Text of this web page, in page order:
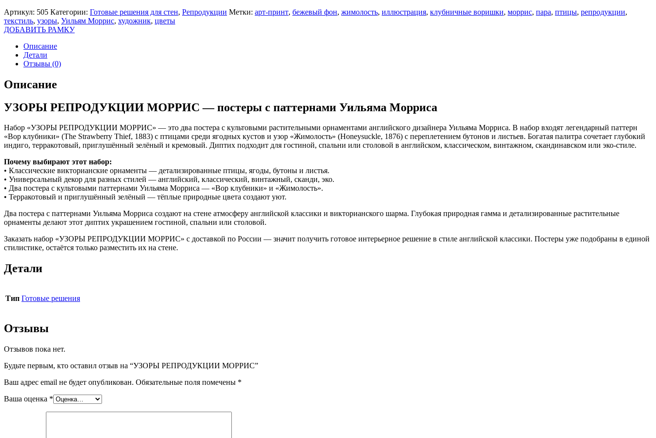
Артикул: 505 Категории: Готовые решения для стен, Репродукции Метки: арт-принт, бежевый фон, жимолость, иллюстрация, клубничные воришки, моррис, пара, птицы, репродукции,
текстиль, узоры, Уильям Моррис, художник, цветы
ДОБАВИТЬ РАМКУ
Описание
Детали
Отзывы (0)
Описание
УЗОРЫ РЕПРОДУКЦИИ МОРРИС — постеры с паттернами Уильяма Морриса
Набор «УЗОРЫ РЕПРОДУКЦИИ МОРРИС» — это два постера с культовыми растительными орнаментами английского дизайнера Уильяма Морриса. В набор входят легендарный паттерн
«Вор клубники» (The Strawberry Thief, 1883) с птицами среди ягодных кустов и узор «Жимолость» (Honeysuckle, 1876) с переплетением бутонов и листьев. Богатая палитра сочетает глубокий
индиго, терракотовый, приглушённый зелёный и кремовый. Диптих подходит для гостиной, спальни или столовой в английском, классическом, винтажном, скандинавском или эко-стиле.
Почему выбирают этот набор:
• Классические викторианские орнаменты — детализированные птицы, ягоды, бутоны и листья.
• Универсальный декор для разных стилей — английский, классический, винтажный, сканди, эко.
• Два постера с культовыми паттернами Уильяма Морриса — «Вор клубники» и «Жимолость».
• Терракотовый и приглушённый зелёный — тёплые природные цвета создают уют.
Два постера с паттернами Уильяма Морриса создают на стене атмосферу английской классики и викторианского шарма. Глубокая природная гамма и детализированные растительные
орнаменты делают этот диптих украшением гостиной, спальни или столовой.
Заказать набор «УЗОРЫ РЕПРОДУКЦИИ МОРРИС» с доставкой по России — значит получить готовое интерьерное решение в стиле английской классики. Постеры уже подобраны в единой
стилистике, остаётся только разместить их на стене.
Детали
Тип Готовые решения
Отзывы
Отзывов пока нет.
Будьте первым, кто оставил отзыв на “УЗОРЫ РЕПРОДУКЦИИ МОРРИС”
Ваш адрес email не будет опубликован. Обязательные поля помечены *
Ваша оценка *